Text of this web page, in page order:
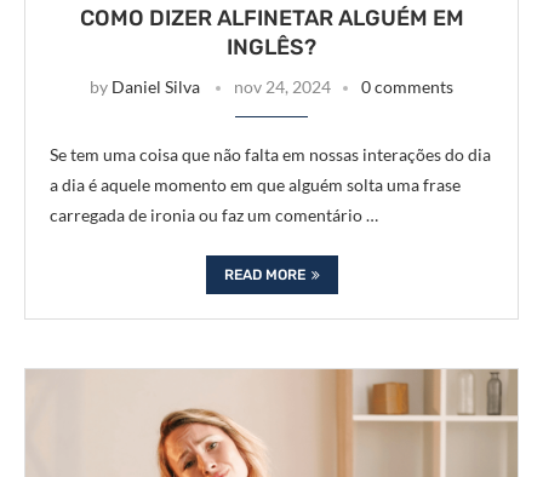
COMO DIZER ALFINETAR ALGUÉM EM
INGLÊS?
by Daniel Silva nov 24, 2024 0 comments
Se tem uma coisa que não falta em nossas interações do dia
a dia é aquele momento em que alguém solta uma frase
carregada de ironia ou faz um comentário …
READ MORE